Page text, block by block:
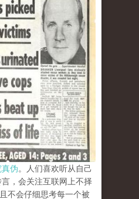
伪。人们喜欢听从自己
，会关注互联网上不择
不会仔细思考每一个被